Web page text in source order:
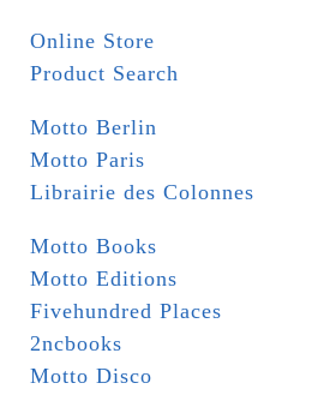
Online Store
Product Search
Motto Berlin
Motto Paris
Librairie des Colonnes
Motto Books
Motto Editions
Fivehundred Places
2ncbooks
Motto Disco